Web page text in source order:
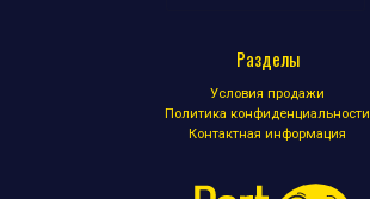
Разделы
Условия продажи
Политика конфиденциальности
Контактная информация